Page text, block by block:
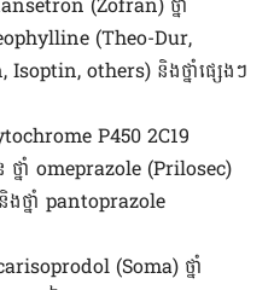
(Theo-Dur,
others) និង​ថ្នាំ​ផ្សេងៗ​
P450 2C19
ថ្នាំ omeprazole (Prilosec)
ថ្នាំ pantoprazole
(Soma) ថ្នាំ